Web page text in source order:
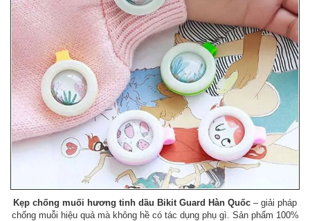
Kẹp chống muối hương tinh dầu Bikit Guard Hàn Quốc – giải pháp
chống muỗi hiệu quả mà không hề có tác dụng phụ gì. Sản phẩm 100%